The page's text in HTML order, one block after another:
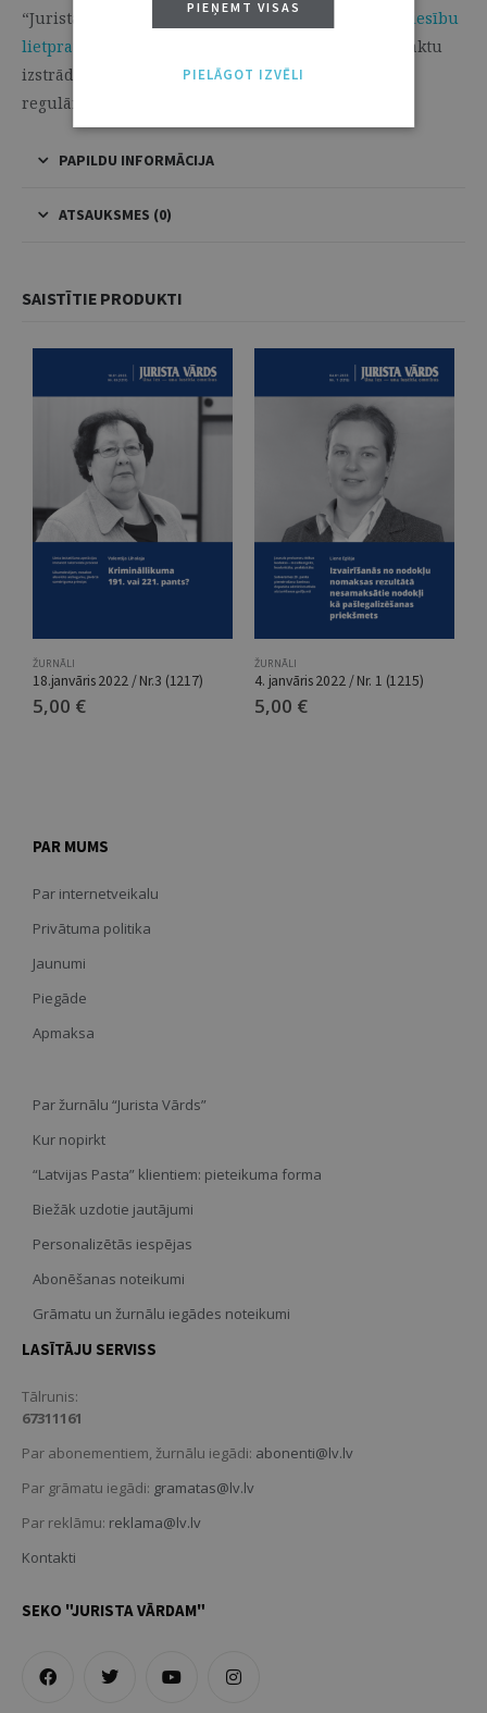
“Jurista Vārda” saturu veidojuši vairāk nekā
1800 tiesību
lietpratēju
. Uz žurnālu atsaucas tiesās, normatīvo aktu
izstrādē, zinātniskajos pētījumos. Žurnāla saturs
regulāri tiek klasificēts pēc noteiktām pazīmēm.
PAPILDU INFORMĀCIJA
ATSAUKSMES (0)
SAISTĪTIE PRODUKTI
ŽURNĀLI
18.janvāris 2022 / Nr.3 (1217)
5,00 €
ŽURNĀLI
4. janvāris 2022 / Nr. 1 (1215)
5,00 €
PAR MUMS
Par internetveikalu
Privātuma politika
Jaunumi
Piegāde
Apmaksa
Par žurnālu “Jurista Vārds”
Kur nopirkt
“Latvijas Pasta” klientiem: pieteikuma forma
Biežāk uzdotie jautājumi
Personalizētās iespējas
Abonēšanas noteikumi
Grāmatu un žurnālu iegādes noteikumi
LASĪTĀJU SERVISS
Tālrunis:
67311161
Par abonementiem, žurnālu iegādi: abonenti@lv.lv
Par grāmatu iegādi: gramatas@lv.lv
Par reklāmu: reklama@lv.lv
Kontakti
SEKO "JURISTA VĀRDAM"
PIEŅEMT VISAS
PIELĀGOT IZVĒLI